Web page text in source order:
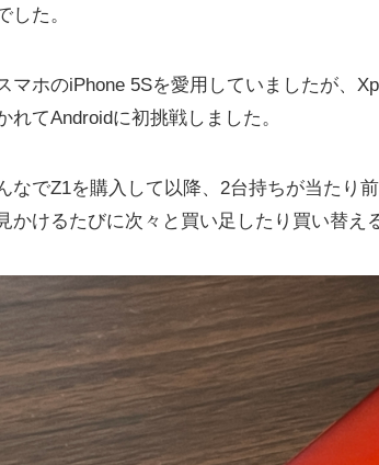
した。
マホのiPhone 5Sを愛用していましたが、
れてAndroidに初挑戦しました。
なでZ1を購入して以降、2台持ちが当たり
かけるたびに次々と買い足したり買い替え